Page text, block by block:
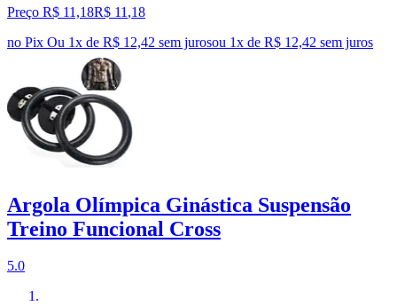
Preço R$ 11,18R$ 11 ,18
no Pix Ou 1x de R$ 12,42 sem jurosou 1x de R$ 12,42 sem juros
Argola Olímpica Ginástica Suspensão
Treino Funcional Cross
5.0